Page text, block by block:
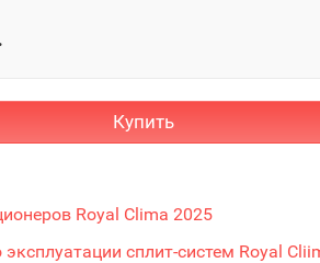
Купить
Royal Clima 2025
сплит-систем Royal